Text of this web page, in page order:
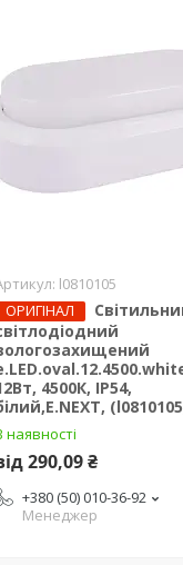
l0810105
ОРИГІНАЛ
4500К, IP54,
наявності
290,09 ₴
+380 (50) 010-36-92
Менеджер